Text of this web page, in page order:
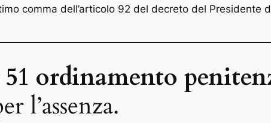
comma dell’articolo 92 del decreto del Presidente
ordinamento
l’assenza.